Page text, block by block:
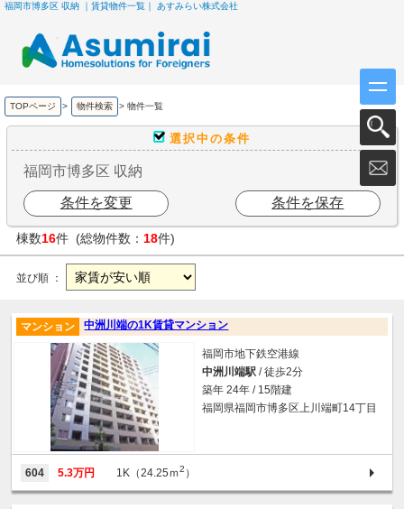
福岡市博多区 収納 ｜賃貸物件一覧｜ あすみらい株式会社
TOPページ > 物件検索 > 物件一覧
選択中の条件
福岡市博多区 収納
条件を変更 条件を保存
棟数16件 (総物件数： 18件)
並び順 ：
中洲川端の1K賃貸マンション
マンション
福岡市地下鉄空港線
中洲川端駅 / 徒歩2分
築年 24年 / 15階建
福岡県福岡市博多区上川端町14丁目
604 5.3万円 1K（24.25ｍ2 ）